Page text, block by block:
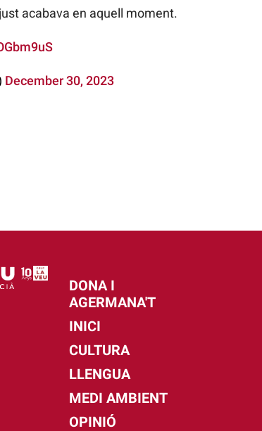
acabava en aquell moment.
December 30, 2023
DONA I
AGERMANA'T
INICI
CULTURA
LLENGUA
MEDI AMBIENT
OPINIÓ